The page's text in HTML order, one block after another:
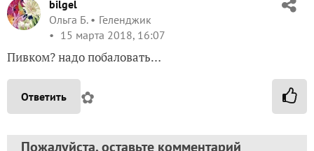
bilgel
Ольга Б.
Геленджик
15 марта 2018, 16:07
Пивком? надо побаловать…
Ответить ✿
Пожалуйста, оставьте комментарий